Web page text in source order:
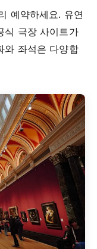
예약하세요. 유연
식 극장 사이트가
와 좌석은 다양합